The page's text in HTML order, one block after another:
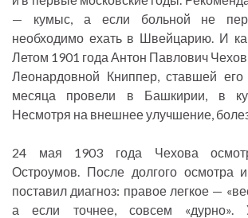
— кумыс, а если больной не
необходимо ехать в Швейцарию. И
Летом 1901 года Антон Павлович
Леонардовной Книппер, ставшей
месяца провели в Башкирии, в
Несмотря на внешнее улучшение,
24 мая 1903 года Чехова
Остроумов. После долгого осмотра
поставил диагноз: правое легкое —
а если точнее, совсем